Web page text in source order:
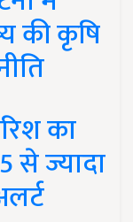
की कृषि
का
से ज्यादा